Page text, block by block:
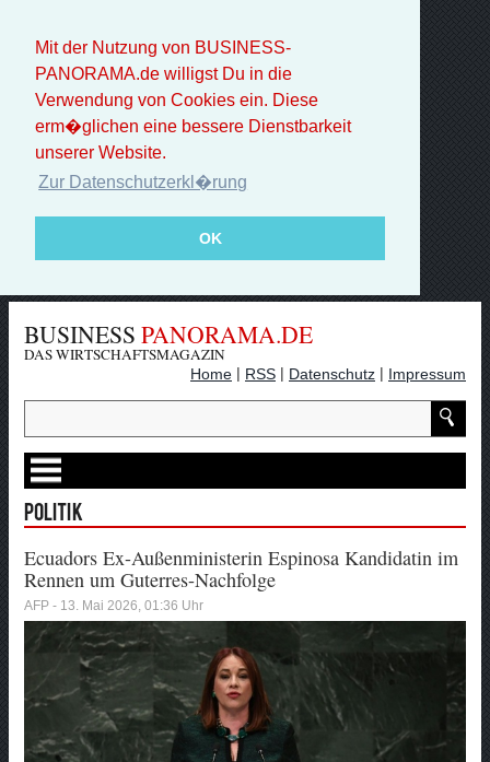
Mit der Nutzung von BUSINESS-
PANORAMA.de willigst Du in die
Verwendung von Cookies ein. Diese
erm�glichen eine bessere Dienstbarkeit
unserer Website.
Zur Datenschutzerkl�rung
OK
BUSINESS PANORAMA.DE
DAS WIRTSCHAFTSMAGAZIN
Home | RSS | Datenschutz | Impressum
Politik
Ecuadors Ex-Außenministerin Espinosa Kandidatin im
Rennen um Guterres-Nachfolge
AFP - 13. Mai 2026, 01:36 Uhr